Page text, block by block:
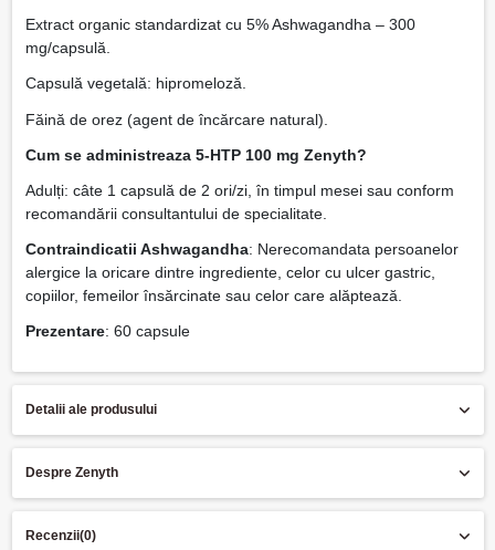
Extract organic standardizat cu 5% Ashwagandha – 300
mg/capsulă.
Capsulă vegetală: hipromeloză.
Făină de orez (agent de încărcare natural).
Cum se administreaza 5-HTP 100 mg Zenyth?
Adulți: câte 1 capsulă de 2 ori/zi, în timpul mesei sau conform
recomandării consultantului de specialitate.
Contraindicatii Ashwagandha: Nerecomandata persoanelor
alergice la oricare dintre ingrediente, celor cu ulcer gastric,
copiilor, femeilor însărcinate sau celor care alăptează.
Prezentare: 60 capsule
Detalii ale produsului
Despre Zenyth
Recenzii(0)